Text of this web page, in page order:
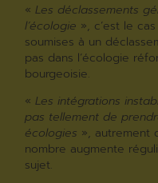
«Les déclassements
l’écologie », c’est le
soumises à un
pas dans l’écologie
bourgeoisie.
« Les intégrations
pas tellement de
écologies », autrement
nombre augmente
sujet.